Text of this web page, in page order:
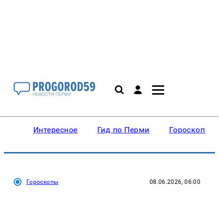
Интересное Гид по Перми Гороскопы
Гороскопы 08.06.2026, 06:00